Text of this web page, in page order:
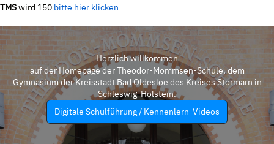
TMSwird 150 bitte hier klicken
Herzlich willkommen
auf der Homepage der Theodor-Mommsen-Schule, dem
Gymnasium der Kreisstadt Bad Oldesloe des Kreises Stormarn in
Schleswig-Holstein.
Digitale Schulführung / Kennenlern-Videos